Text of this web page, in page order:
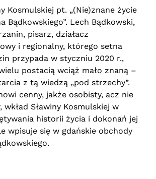
Kosmulskiej pt. „(Nie)znane życie
Bądkowskiego”. Lech Bądkowski,
pisarz, działacz
i regionalny, którego setna
przypada w styczniu 2020 r.,
postacią wciąż mało znaną –
z tą wiedzą „pod strzechy”.
cenny, jakże osobisty, acz nie
wkład Sławiny Kosmulskiej w
historii życia i dokonań jej
wpisuje się w gdańskie obchody